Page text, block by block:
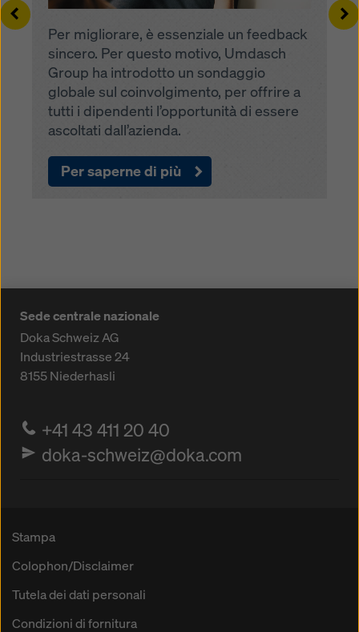
Per migliorare, è essenziale un feedback
sincero. Per questo motivo, Umdasch
Group ha introdotto un sondaggio
globale sul coinvolgimento, per offrire a
tutti i dipendenti l’opportunità di essere
ascoltati dall’azienda.
Per saperne di più
Left
Sede centrale nazionale
Doka Schweiz AG
Industriestrasse 24
8155Niederhasli
+41 43 411 20 40
doka-schweiz@doka.com
Stampa
Colophon/Disclaimer
Tutela dei dati personali
Condizioni di fornitura